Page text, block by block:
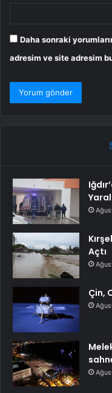
Daha sonraki
adresim ve site adresim
Açtı
Çin,